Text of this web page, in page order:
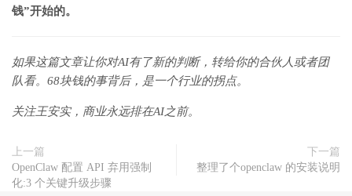
钱”开始的。
如果这篇文章让你对AI有了新的判断，转给你的合伙人或者团
队看。68块钱的事背后，是一个行业的拐点。
关注王安实，商业永远排在AI之前。
上一篇
OpenClaw 配置 API 弃用强制
化:3 个关键升级步骤
下一篇
整理了个openclaw 的安装说明